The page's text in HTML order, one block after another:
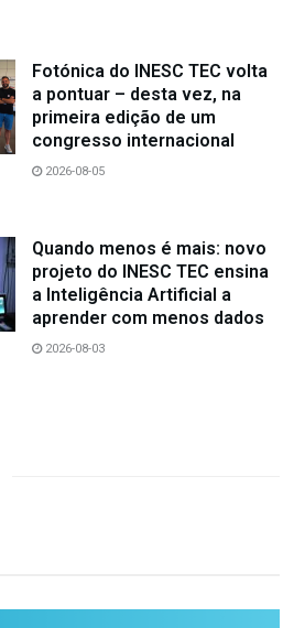
Fotónica do INESC TEC volta
a pontuar – desta vez, na
primeira edição de um
congresso internacional
2026-08-05
Quando menos é mais: novo
projeto do INESC TEC ensina
a Inteligência Artificial a
aprender com menos dados
2026-08-03